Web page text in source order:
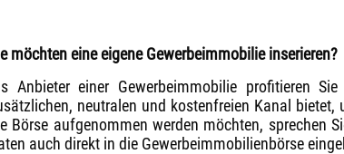
möchten eine eigene Gewerbeimmobilie inserieren?
Anbieter einer Gewerbeimmobilie profitieren
neutralen und kostenfreien Kanal bietet,
Börse aufgenommen werden möchten, sprechen
auch direkt in die Gewerbeimmobilienbörse